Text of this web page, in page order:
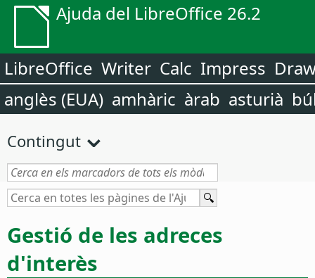
Ajuda del LibreOffice 26.2
LibreOffice Writer Calc Impress
anglès (EUA) amhàric àrab asturià
Contingut
Gestió de les adreces
d'interès